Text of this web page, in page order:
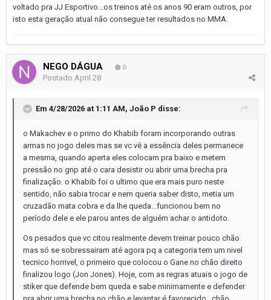
voltado pra JJ Esportivo...os treinos até os anos 90 eram outros, por
isto esta geração atual não consegue ter resultados no MMA.
NEGO DÁGUA 0
Postado April 28
Em 4/28/2026 at 1:11 AM, João P disse:
o Makachev e o primo do Khabib foram incorporando outras
armas no jogo deles mas se vc vê a essência deles permanece
a mesma, quando aperta eles colocam pra baixo e metem
pressão no gnp até o cara desistir ou abrir uma brecha pra
finalização. o Khabib foi o ultimo que era mais puro neste
sentido, não sabia trocar e nem queria saber disto, metia um
cruzadão mata cobra e da lhe queda...funcionou bem no
período dele e ele parou antes de alguém achar o antidoto.
Os pesados que vc citou realmente devem treinar pouco chão
mas só se sobressairam até agora pq a categoria tem um nivel
tecnico horrivel, o primeiro que colocou o Gane no chão direito
finalizou logo (Jon Jones). Hoje, com as regras atuais o jogo de
stiker que defende bem queda e sabe minimamente e defender